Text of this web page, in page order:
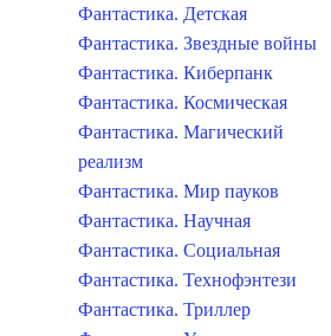
Фантастика. Детская
Фантастика. Звездные войны
Фантастика. Киберпанк
Фантастика. Космическая
Фантастика. Магический
реализм
Фантастика. Мир пауков
Фантастика. Научная
Фантастика. Социальная
Фантастика. Технофэнтези
Фантастика. Триллер